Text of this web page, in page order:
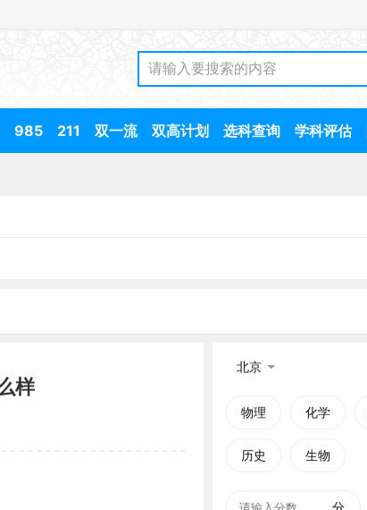
985 211 双一流 双高计划 选科查询 学科评估
样
北京
物理 化学
历史 生物
分